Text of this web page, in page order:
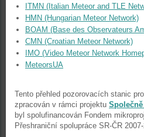
ITMN (Italian Meteor and TLE
HMN (Hungarian Meteor Network)
BOAM (Base des Observateurs
CMN (Croatian Meteor Network)
IMO (Video Meteor Network
MeteorsUA
Tento přehled pozorovacích stanic
zpracován v rámci projektu
byl spolufinancován Fondem
Přeshraniční spolupráce SR-ČR